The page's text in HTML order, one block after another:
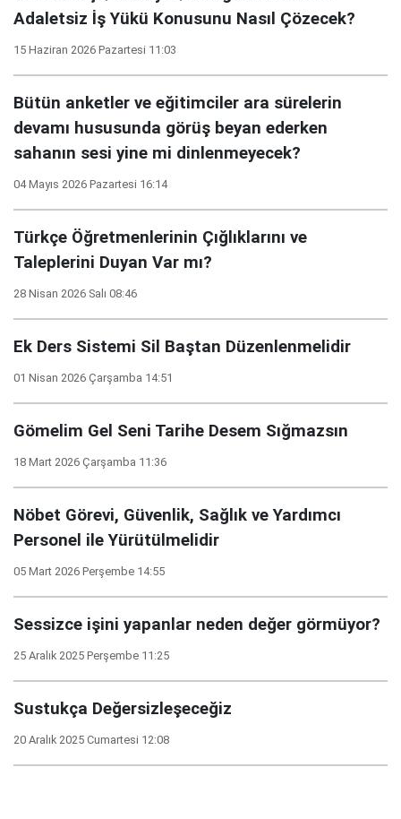
Adaletsiz İş Yükü Konusunu Nasıl Çözecek?
15 Haziran 2026 Pazartesi 11:03
Bütün anketler ve eğitimciler ara sürelerin
devamı hususunda görüş beyan ederken
sahanın sesi yine mi dinlenmeyecek?
04 Mayıs 2026 Pazartesi 16:14
Türkçe Öğretmenlerinin Çığlıklarını ve
Taleplerini Duyan Var mı?
28 Nisan 2026 Salı 08:46
Ek Ders Sistemi Sil Baştan Düzenlenmelidir
01 Nisan 2026 Çarşamba 14:51
Gömelim Gel Seni Tarihe Desem Sığmazsın
18 Mart 2026 Çarşamba 11:36
Nöbet Görevi, Güvenlik, Sağlık ve Yardımcı
Personel ile Yürütülmelidir
05 Mart 2026 Perşembe 14:55
Sessizce işini yapanlar neden değer görmüyor?
25 Aralık 2025 Perşembe 11:25
Sustukça Değersizleşeceğiz
20 Aralık 2025 Cumartesi 12:08